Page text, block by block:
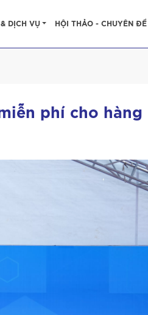
DỊCH VỤ HỘI THẢO - CHUYÊN ĐỀ
phí cho